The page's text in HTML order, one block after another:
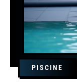
PISCINE